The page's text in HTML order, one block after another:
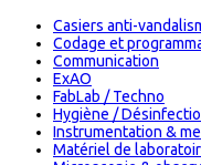
Casiers anti-
Codage et
Communication
ExAO
FabLab / Techno
Hygiène /
Instrumentation &
Matériel de